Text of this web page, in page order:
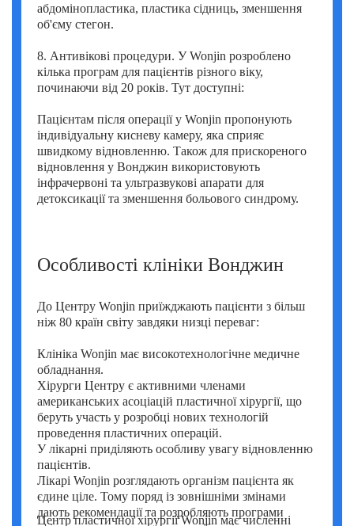
абдомінопластика, пластика сідниць, зменшення
об'єму стегон.
8. Антивікові процедури. У Wonjin розроблено
кілька програм для пацієнтів різного віку,
починаючи від 20 років. Тут доступні:
Пацієнтам після операції у Wonjin пропонують
індивідуальну кисневу камеру, яка сприяє
швидкому відновленню. Також для прискореного
відновлення у Вонджин використовують
інфрачервоні та ультразвукові апарати для
детоксикації та зменшення больового синдрому.
Особливості клініки Вонджин
До Центру Wonjin приїжджають пацієнти з більш
ніж 80 країн світу завдяки низці переваг:
Клініка Wonjin має високотехнологічне медичне
обладнання.
Хірурги Центру є активними членами
американських асоціацій пластичної хірургії, що
беруть участь у розробці нових технологій
проведення пластичних операцій.
У лікарні приділяють особливу увагу відновленню
пацієнтів.
Лікарі Wonjin розглядають організм пацієнта як
єдине ціле. Тому поряд із зовнішніми змінами
дають рекомендації та розробляють програми
Центр пластичної хірургії Wonjin має численні